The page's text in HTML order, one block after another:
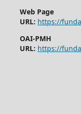
Web Page
URL: https://
OAI-PMH
URL: https://